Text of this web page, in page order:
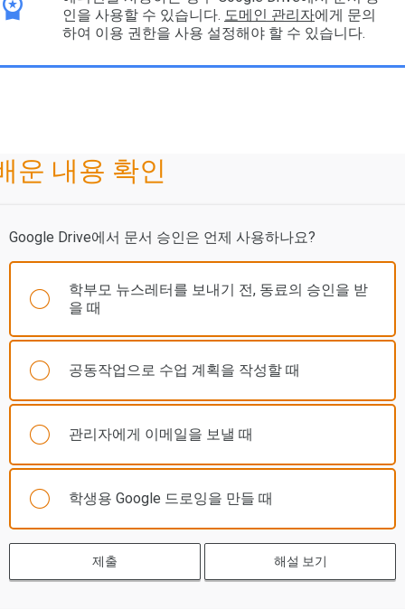
인을 사용할 수 있습니다. 도메인 관리자에게 문의
하여 이용 권한을 사용 설정해야 할 수 있습니다.
운 내용 확인
Google Drive에서 문서 승인은 언제 사용하나요?
학부모 뉴스레터를 보내기 전, 동료의 승인을 받
을 때
공동작업으로 수업 계획을 작성할 때
관리자에게 이메일을 보낼 때
학생용 Google 드로잉을 만들 때
제출 해설 보기